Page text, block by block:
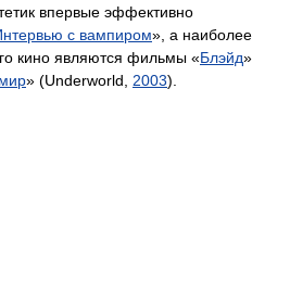
впервые эффективно
с вампиром», а наиболее
кино являются фильмы «Блэйд»
» (Underworld, 2003).